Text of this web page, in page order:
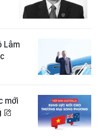
Lâm
mới